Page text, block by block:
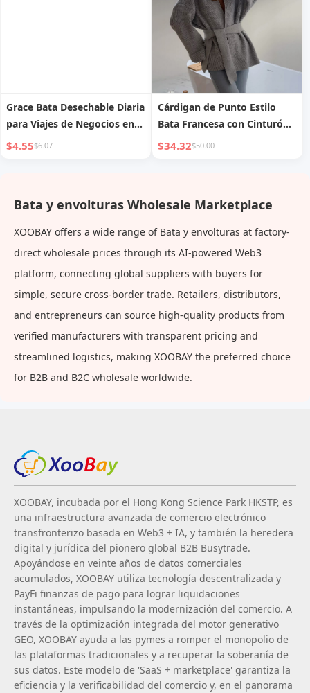
Grace Bata Desechable Diaria
para Viajes de Negocios en
Hotel, Sin Pelusas, Gruesa
$4.55$6.07
Cárdigan de Punto Estilo
Bata Francesa con Cinturón
para Mujer, Jersey de Lana
Invierno
$34.32$50.00
Bata y envolturas Wholesale Marketplace
XOOBAY offers a wide range of Bata y envolturas at factory-
direct wholesale prices through its AI-powered Web3
platform, connecting global suppliers with buyers for
simple, secure cross-border trade. Retailers, distributors,
and entrepreneurs can source high-quality products from
verified manufacturers with transparent pricing and
streamlined logistics, making XOOBAY the preferred choice
for B2B and B2C wholesale worldwide.
XOOBAY, incubada por el Hong Kong Science Park HKSTP, es
una infraestructura avanzada de comercio electrónico
transfronterizo basada en Web3 + IA, y también la heredera
digital y jurídica del pionero global B2B Busytrade.
Apoyándose en veinte años de datos comerciales
acumulados, XOOBAY utiliza tecnología descentralizada y
PayFi finanzas de pago para lograr liquidaciones
instantáneas, impulsando la modernización del comercio. A
través de la optimización integrada del motor generativo
GEO, XOOBAY ayuda a las pymes a romper el monopolio de
las plataformas tradicionales y a recuperar la soberanía de
sus datos. Este modelo de 'SaaS + marketplace' garantiza la
eficiencia y la verificabilidad del comercio y, en el panorama